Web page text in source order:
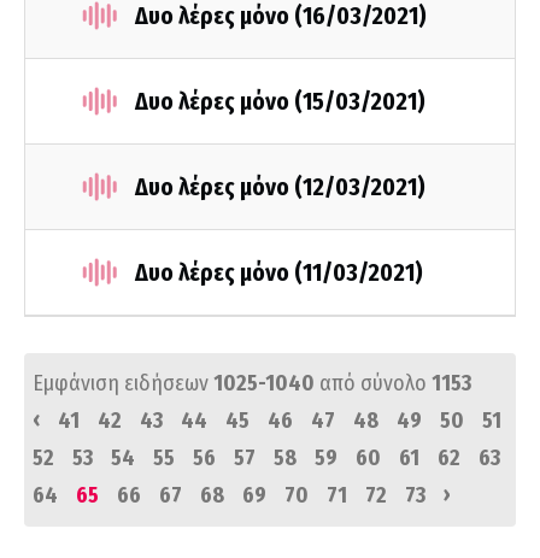
Δυο λέρες μόνο (16/03/2021)
Δυο λέρες μόνο (15/03/2021)
Δυο λέρες μόνο (12/03/2021)
Δυο λέρες μόνο (11/03/2021)
Εμφάνιση ειδήσεων1025-1040 από σύνολο 1153
‹
41 42 43 44 45 46 47 48 49 50
51
52
53 54 55 56 57 58 59 60 61 62
63
64
65 66 67 68 69 70 71 72 73 ›